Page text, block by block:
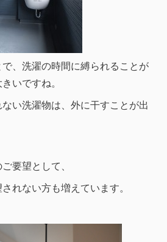
、洗濯の時間に縛られることが
いですね。
い洗濯物は、外に干すことが出
要望として、
れない方も増えています。